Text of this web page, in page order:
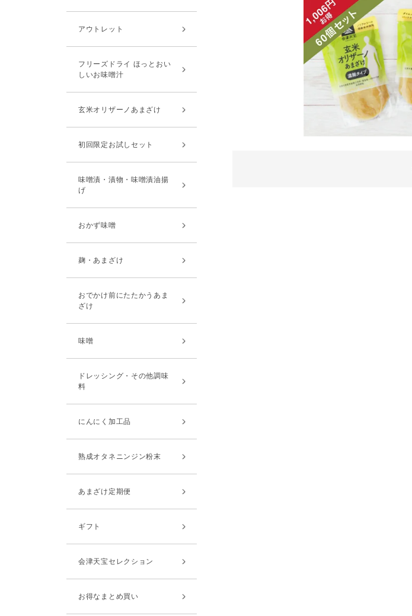
アウトレット
フリーズドライ ほっとおい
しいお味噌汁
玄米オリザーノあまざけ
初回限定お試しセット
味噌漬・漬物・味噌漬油揚
げ
おかず味噌
麹・あまざけ
おでかけ前にたたかうあま
ざけ
味噌
ドレッシング・その他調味
料
にんにく加工品
熟成オタネニンジン粉末
あまざけ定期便
ギフト
会津天宝セレクション
お得なまとめ買い